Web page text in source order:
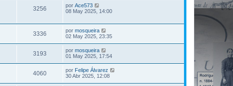
3256 por Ace573
08 May 2025, 14:00
3336 por mosqueira
02 May 2025, 23:35
3193 por mosqueira
01 May 2025, 17:54
4060 por Felipe Álvarez
30 Abr 2025, 12:08